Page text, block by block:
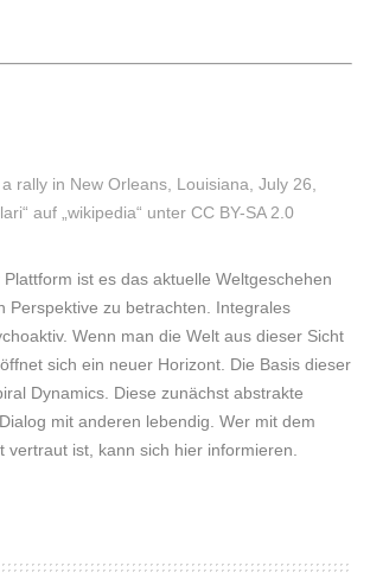
rally in New Orleans, Louisiana, July 26,
auf „wikipedia“ unter CC BY-SA 2.0
Plattform ist es das aktuelle Weltgeschehen
Perspektive zu betrachten. Integrales
Wenn man die Welt aus dieser Sicht
sich ein neuer Horizont. Die Basis dieser
Dynamics. Diese zunächst abstrakte
mit anderen lebendig. Wer mit dem
vertraut ist, kann sich hier informieren.